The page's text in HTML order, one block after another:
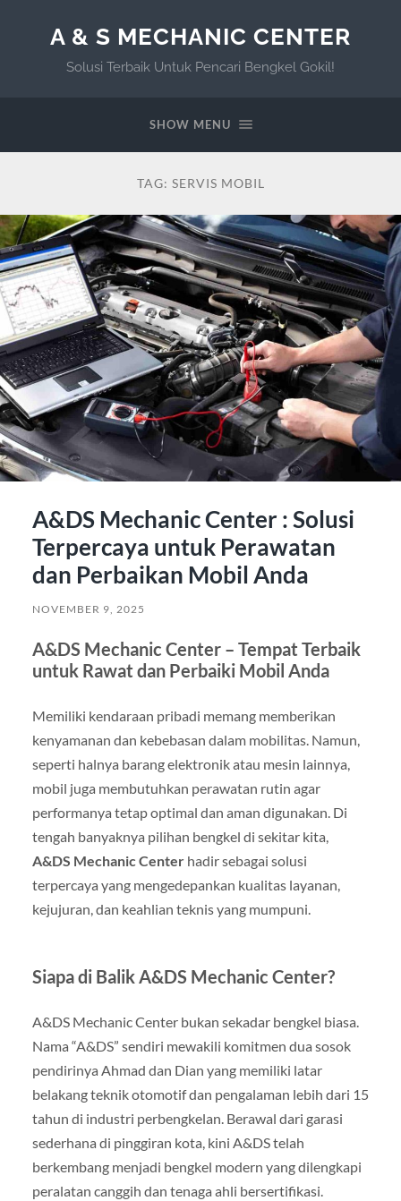
A & S MECHANIC CENTER
Solusi Terbaik Untuk Pencari Bengkel Gokil!
SHOW MENU
TAG: SERVIS MOBIL
A&DS Mechanic Center : Solusi
Terpercaya untuk Perawatan
dan Perbaikan Mobil Anda
NOVEMBER 9, 2025
A&DS Mechanic Center – Tempat Terbaik
untuk Rawat dan Perbaiki Mobil Anda
Memiliki kendaraan pribadi memang memberikan
kenyamanan dan kebebasan dalam mobilitas. Namun,
seperti halnya barang elektronik atau mesin lainnya,
mobil juga membutuhkan perawatan rutin agar
performanya tetap optimal dan aman digunakan. Di
tengah banyaknya pilihan bengkel di sekitar kita,
A&DS Mechanic Centerhadir sebagai solusi
terpercaya yang mengedepankan kualitas layanan,
kejujuran, dan keahlian teknis yang mumpuni.
Siapa di Balik A&DS Mechanic Center?
A&DS Mechanic Center bukan sekadar bengkel biasa.
Nama “A&DS” sendiri mewakili komitmen dua sosok
pendirinya Ahmad dan Dian yang memiliki latar
belakang teknik otomotif dan pengalaman lebih dari 15
tahun di industri perbengkelan. Berawal dari garasi
sederhana di pinggiran kota, kini A&DS telah
berkembang menjadi bengkel modern yang dilengkapi
peralatan canggih dan tenaga ahli bersertifikasi.